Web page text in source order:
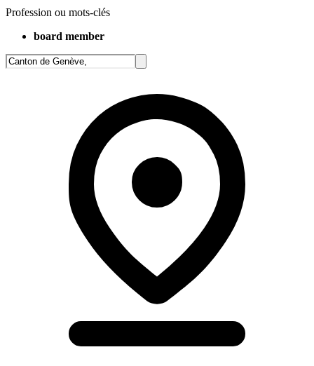
Profession ou mots-clés
board member